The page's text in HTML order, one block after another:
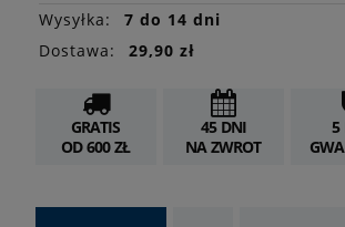
Wysyłka:
7 do 14 dni
Dostawa:
29,90 zł
GRATIS
OD 600 ZŁ
45 DNI
NA ZWROT
5